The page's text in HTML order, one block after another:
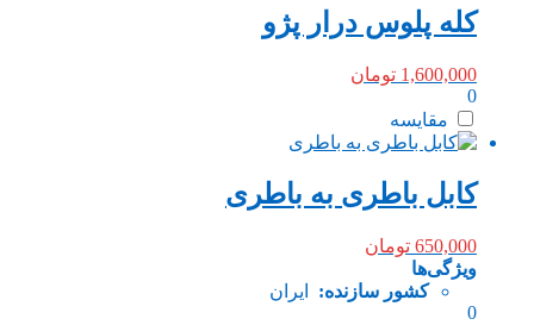
کله پلوس درار پژو
1,600,000 تومان
0
مقایسه
کابل باطری به باطری
650,000 تومان
ویژگی‌ها
کشور سازنده:
ایران
0